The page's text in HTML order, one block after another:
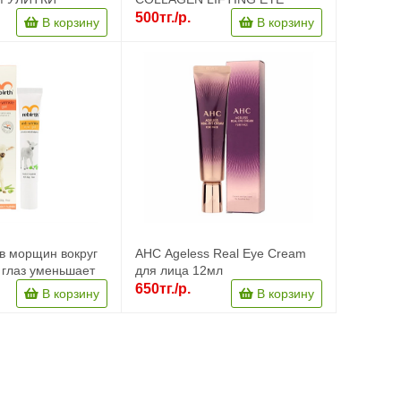
В корзину
CREAM
500тг./р. В корзину
морщин вокруг
глаз уменьшает
круги
В корзину
AHC Ageless Real Eye Cream
для лица 12мл
650тг./р. В корзину